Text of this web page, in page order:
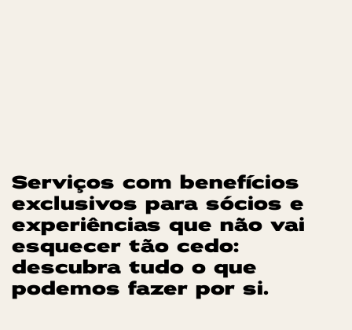
Serviços com benefícios
exclusivos para sócios e
experiências que não vai
esquecer tão cedo:
descubra tudo o que
podemos fazer por si.